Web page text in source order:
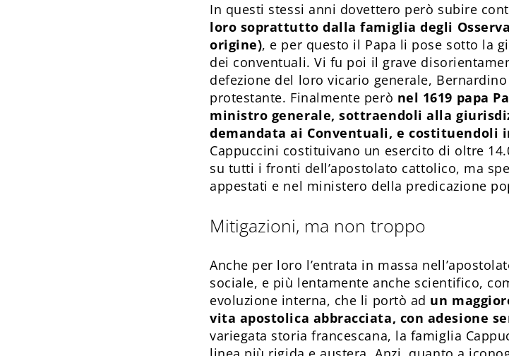
In questi stessi anni dovettero però subire
loro soprattutto dalla famiglia degli
origine), e per questo il Papa li pose sotto la
dei conventuali. Vi fu poi il grave
defezione del loro vicario generale, Bernardino
protestante. Finalmente però nel 1619 papa
ministro generale, sottraendoli alla
demandata ai Conventuali, e costituendoli
Cappuccini costituivano un esercito di oltre
su tutti i fronti dell’apostolato cattolico, ma
appestati e nel ministero della predicazione
Mitigazioni, ma non troppo
Anche per loro l’entrata in massa
sociale, e più lentamente anche scientifico,
evoluzione interna, che li portò ad un
vita apostolica abbracciata, con adesione
variegata storia francescana, la famiglia